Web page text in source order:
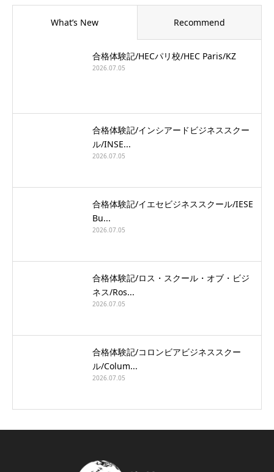
What’s New Recommend
合格体験記/HECパリ校/HEC Paris/KZ
2026.07.05
合格体験記/インシアードビジネススクー
ル/INSE...
2026.07.05
合格体験記/イエセビジネススクール/IESE
Bu...
2026.07.05
合格体験記/ロス・スクール・オブ・ビジ
ネス/Ros...
2026.07.05
合格体験記/コロンビアビジネススクー
ル/Colum...
2026.07.05